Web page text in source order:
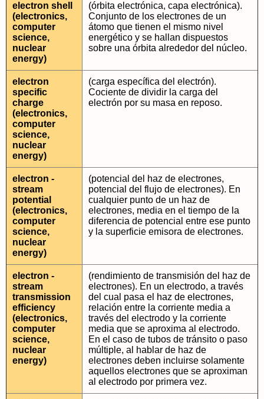
electron shell
(electronics,
computer
science,
nuclear
energy)
(órbita electrónica, capa electrónica).
Conjunto de los electrones de un
átomo que tienen el mismo nivel
energético y se hallan dispuestos
sobre una órbita alrededor del núcleo.
electron
specific
charge
(electronics,
computer
science,
nuclear
energy)
(carga específica del electrón).
Cociente de dividir la carga del
electrón por su masa en reposo.
electron -
stream
potential
(electronics,
computer
science,
nuclear
energy)
(potencial del haz de electrones,
potencial del flujo de electrones). En
cualquier punto de un haz de
electrones, media en el tiempo de la
diferencia de potencial entre ese punto
y la superficie emisora de electrones.
electron -
stream
transmission
efficiency
(electronics,
computer
science,
nuclear
energy)
(rendimiento de transmisión del haz de
electrones). En un electrodo, a través
del cual pasa el haz de electrones,
relación entre la corriente media a
través del electrodo y la corriente
media que se aproxima al electrodo.
En el caso de tubos de tránsito o paso
múltiple, al hablar de haz de
electrones deben incluirse solamente
aquellos electrones que se aproximan
al electrodo por primera vez.